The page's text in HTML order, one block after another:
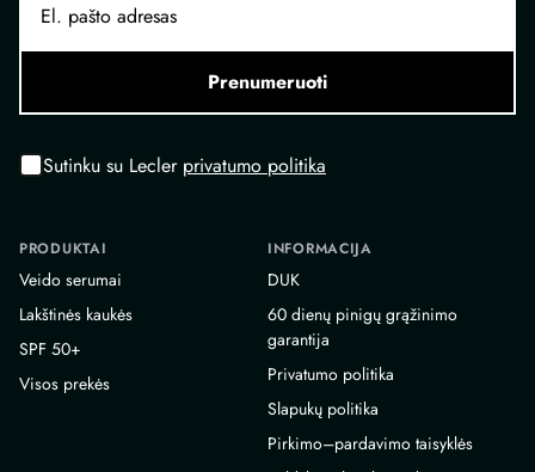
Prenumeruoti
Sutinku su Lecler privatumo politika
PRODUKTAI
Veido serumai
Lakštinės kaukės
SPF 50+
Visos prekės
INFORMACIJA
DUK
60 dienų pinigų grąžinimo
garantija
Privatumo politika
Slapukų politika
Pirkimo–pardavimo taisyklės